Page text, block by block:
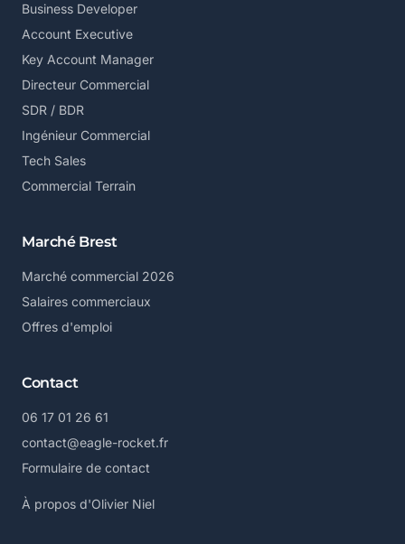
Business Developer
Account Executive
Key Account Manager
Directeur Commercial
SDR / BDR
Ingénieur Commercial
Tech Sales
Commercial Terrain
Marché Brest
Marché commercial 2026
Salaires commerciaux
Offres d'emploi
Contact
06 17 01 26 61
contact@eagle-rocket.fr
Formulaire de contact
À propos d'Olivier Niel